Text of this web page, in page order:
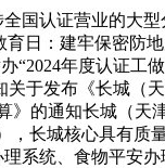
认证营业的大型
育日：建牢保密防
“2024年度认证工
关于发布《长城（
》的通知长城（天
，长城核心具有质
系统、食物平安